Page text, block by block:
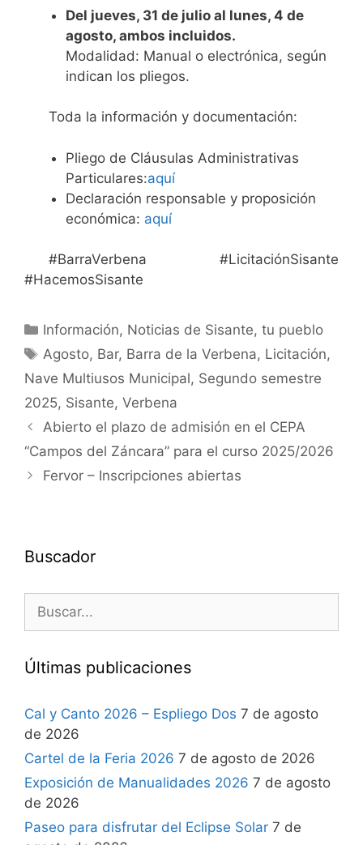
Del jueves, 31 de julio al lunes, 4 de
agosto, ambos incluidos.
Modalidad: Manual o electrónica, según
indican los pliegos.
Toda la información y documentación:
Pliego de Cláusulas Administrativas
Particulares:aquí
Declaración responsable y proposición
económica: aquí
#BarraVerbena #LicitaciónSisante
#HacemosSisante
Información, Noticias de Sisante, tu pueblo
Agosto, Bar, Barra de la Verbena, Licitación,
Nave Multiusos Municipal, Segundo semestre
2025, Sisante, Verbena
Abierto el plazo de admisión en el CEPA
“Campos del Záncara” para el curso 2025/2026
Fervor – Inscripciones abiertas
Buscador
Últimas publicaciones
Cal y Canto 2026 – Espliego Dos 7 de agosto
de 2026
Cartel de la Feria 2026 7 de agosto de 2026
Exposición de Manualidades 2026 7 de agosto
de 2026
Paseo para disfrutar del Eclipse Solar 7 de